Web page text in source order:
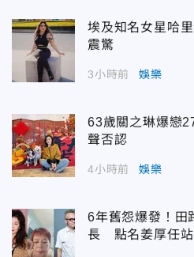
埃及知名女星哈
震驚
3小時前 娛樂
63歲關之琳爆戀
聲否認
4小時前 娛樂
6年舊怨爆發！田
長 點名姜厚任站